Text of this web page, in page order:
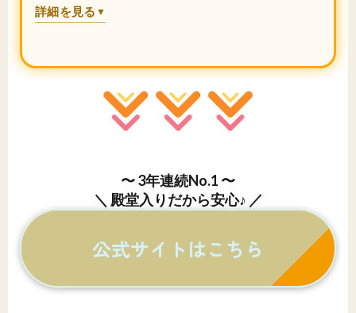
詳細を見る ▼
〜 3年連続No.1 〜
＼ 殿堂入りだから安心♪ ／
公式サイトはこちら